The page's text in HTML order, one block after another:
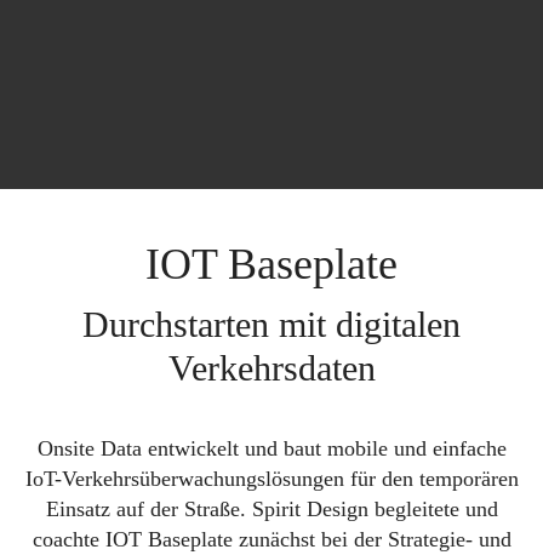
IOT Baseplate
Durchstarten mit digitalen
Verkehrsdaten
Onsite Data entwickelt und baut mobile und einfache
IoT-Verkehrsüberwachungslösungen für den temporären
Einsatz auf der Straße. Spirit Design begleitete und
coachte IOT Baseplate zunächst bei der Strategie- und